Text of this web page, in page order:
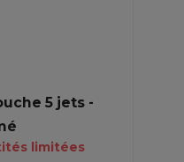
5 jets -
limitées